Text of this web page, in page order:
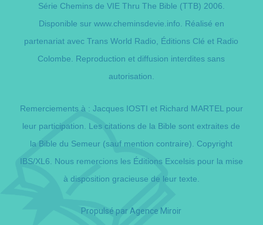
Série Chemins de VIE Thru The Bible (TTB) 2006.
Disponible sur www.cheminsdevie.info . Réalisé en
partenariat avec Trans World Radio, Éditions Clé et Radio
Colombe. Reproduction et diffusion interdites sans
autorisation.
Remerciements à : Jacques IOSTI et Richard MARTEL pour
leur participation. Les citations de la Bible sont extraites de
la Bible du Semeur (sauf mention contraire). Copyright
IBS/XL6. Nous remercions les Éditions Excelsis pour la mise
à disposition gracieuse de leur texte.
Propulsé par Agence Miroir